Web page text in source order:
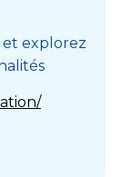
explorez